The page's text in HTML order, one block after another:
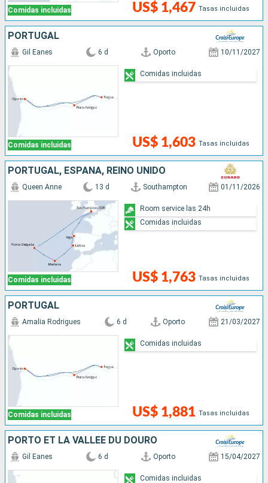
Comidas incluidas US$ 1,467 Tasas incluidas
PORTUGAL
Comidas incluidas
Gil Eanes 6 d Oporto 10/11/2027
US$ 1,603 Tasas incluidas
Comidas incluidas
PORTUGAL, ESPAÑA, REINO UNIDO
Comidas incluidas
Queen Anne 13 d Southampton 01/11/2026
US$ 1,763 Tasas incluidas
Room service las 24h
Comidas incluidas
PORTUGAL
Comidas incluidas
Amalia Rodrigues 6 d Oporto 21/03/2027
US$ 1,881 Tasas incluidas
Comidas incluidas
PORTO ET LA VALLÉE DU DOURO
Gil Eanes 6 d Oporto 15/04/2027
Comidas incluidas